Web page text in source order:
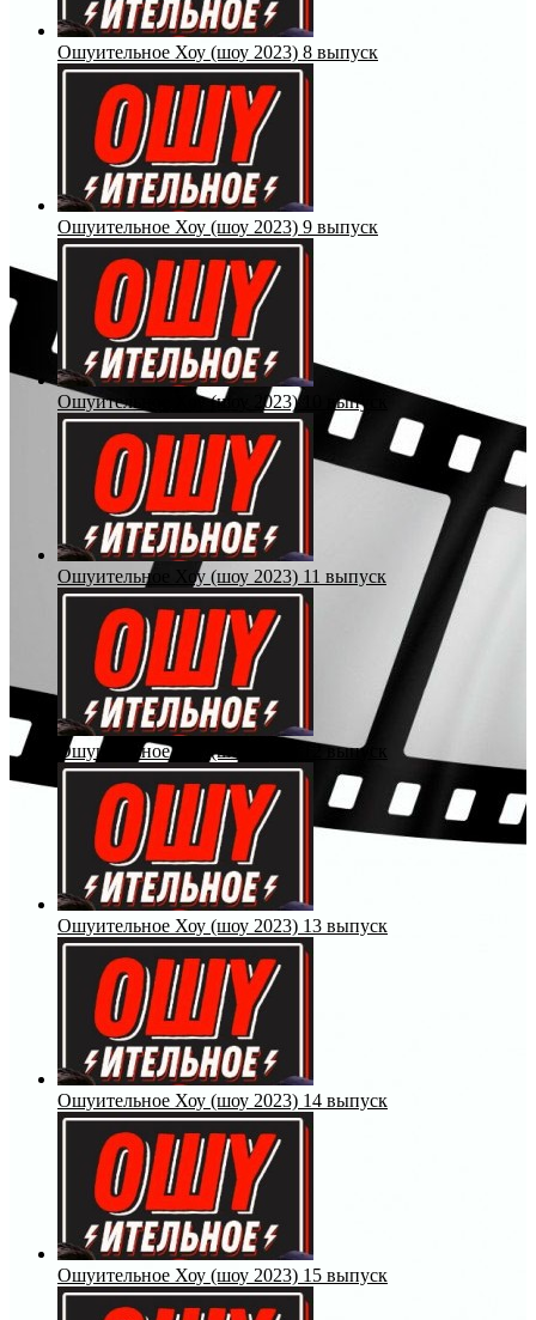
Ошуительное Хоу (шоу 2023) 8 выпуск
Ошуительное Хоу (шоу 2023) 9 выпуск
Ошуительное Хоу (шоу 2023) 10 выпуск
Ошуительное Хоу (шоу 2023) 11 выпуск
Ошуительное Хоу (шоу 2023) 12 выпуск
Ошуительное Хоу (шоу 2023) 13 выпуск
Ошуительное Хоу (шоу 2023) 14 выпуск
Ошуительное Хоу (шоу 2023) 15 выпуск